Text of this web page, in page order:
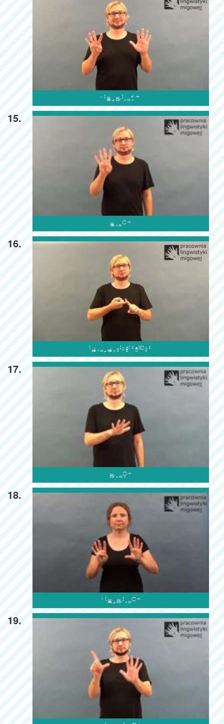

15.

16.

17.

18.

19.